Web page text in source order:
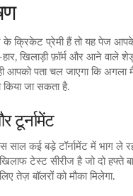
के क्रिकेट प्रेमी हैं तो यह पेज आपके
खिलाड़ी फ़ॉर्म और आने वाले
आपको पता चल जाएगा कि
किया जा सकता है.
टूर्नामेंट
साल कई बड़े टॉर्नामेंट में भाग
टेस्ट सीरीज है जो दो हफ्ते
तेज़ बॉलरों को मौका मिलेगा.